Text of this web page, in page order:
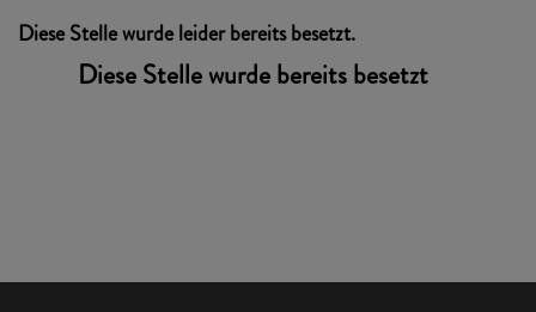
Diese Stelle wurde leider bereits besetzt.
Diese Stelle wurde bereits besetzt